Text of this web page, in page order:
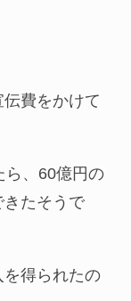
費をかけて
ら、60億円の
たそうで
得られたの